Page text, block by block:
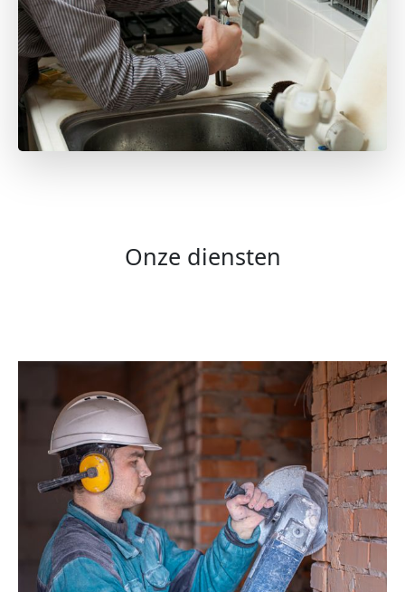
Onze diensten